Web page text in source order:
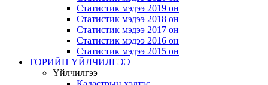
Статистик мэдээ 2019 он
Статистик мэдээ 2018 он
Статистик мэдээ 2017 он
Статистик мэдээ 2016 он
Статистик мэдээ 2015 он
ТӨРИЙН ҮЙЛЧИЛГЭЭ
Үйлчилгээ